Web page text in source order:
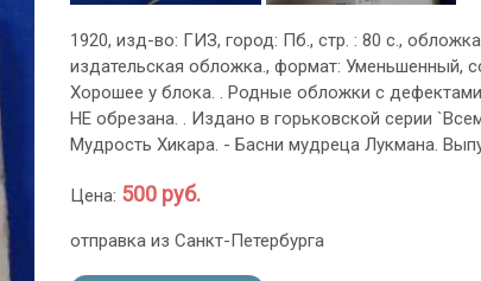
1920, изд-во: ГИЗ, город: Пб., стр. : 80 с.,
издательская обложка., формат: Уменьшенный,
Хорошее у блока. . Родные обложки с
НЕ обрезана. . Издано в горьковской серии
Мудрость Хикара. - Басни мудреца Лукмана.
Цена: 500 руб.
отправка из Санкт-Петербурга